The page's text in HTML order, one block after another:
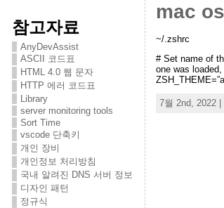
참고자료
AnyDevAssist
ASCII 코드표
HTML 4.0 웹 문자
HTTP 에러 코드표
Library
server monitoring tools
Sort Time
vscode 단축키
개인 장비
개인정보 처리방침
국내 알려진 DNS 서버 정보
디자인 패턴
정규식
mac
~/.zshrc
# Set name of
one was
7월 2nd, 2022 |